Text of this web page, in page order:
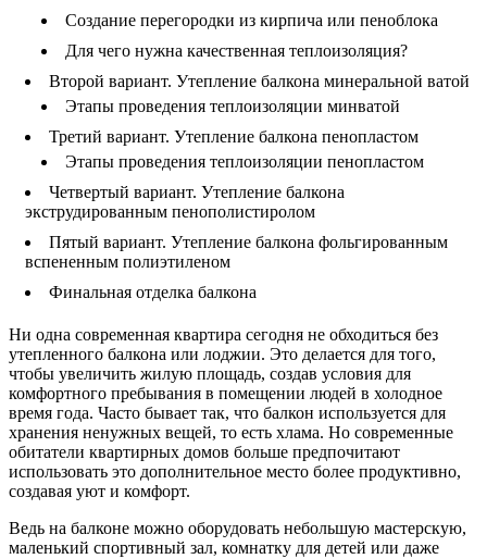
Создание перегородки из кирпича или пеноблока
Для чего нужна качественная теплоизоляция?
Второй вариант. Утепление балкона минеральной ватой
Этапы проведения теплоизоляции минватой
Третий вариант. Утепление балкона пенопластом
Этапы проведения теплоизоляции пенопластом
Четвертый вариант. Утепление балкона
экструдированным пенополистиролом
Пятый вариант. Утепление балкона фольгированным
вспененным полиэтиленом
Финальная отделка балкона
Ни одна современная квартира сегодня не обходиться без
утепленного балкона или лоджии. Это делается для того,
чтобы увеличить жилую площадь, создав условия для
комфортного пребывания в помещении людей в холодное
время года. Часто бывает так, что балкон используется для
хранения ненужных вещей, то есть хлама. Но современные
обитатели квартирных домов больше предпочитают
использовать это дополнительное место более продуктивно,
создавая уют и комфорт.
Ведь на балконе можно оборудовать небольшую мастерскую,
маленький спортивный зал, комнатку для детей или даже